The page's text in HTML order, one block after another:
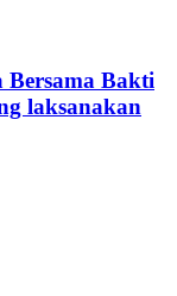
Bakti
laksanakan